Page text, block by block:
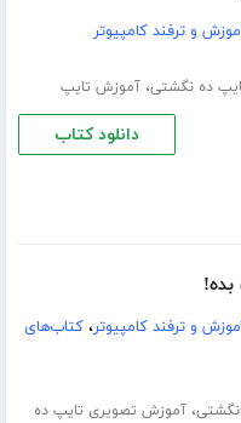
و ترفند کامپیوتر
ده‌ نگشتی،آموزش تایپ
دانلود کتاب
و ترفند کامپیوتر،کتاب‌های
،آموزش تصویری تایپ ده